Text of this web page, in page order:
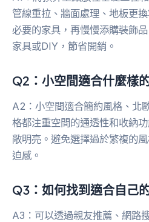
管線重拉、牆面處理、地板更
必要的家具，再慢慢添購裝飾
家具或DIY，節省開銷。
Q2：小空間適合什麼樣
A2：小空間適合簡約風格、北
格都注重空間的通透性和收納
敞明亮。避免選擇過於繁複的
迫感。
Q3：如何找到適合自己
A3：可以透過親友推薦、網路